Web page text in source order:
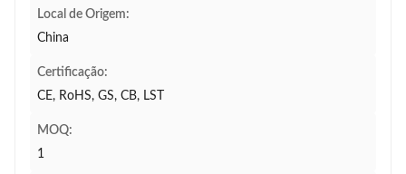
Local de Origem:
China
Certificação:
CE, RoHS, GS, CB, LST
MOQ:
1